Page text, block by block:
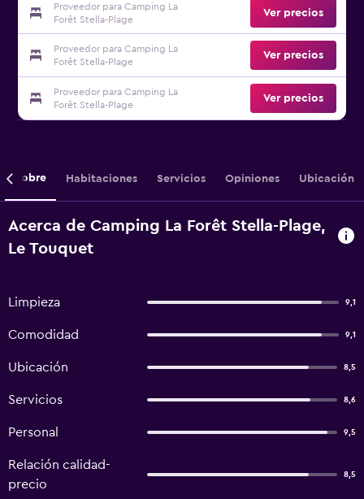
Proveedor para Camping La
Forêt Stella-Plage
Ver precios
Proveedor para Camping La
Forêt Stella-Plage
Ver precios
Proveedor para Camping La
Forêt Stella-Plage
Ver precios
Sobre Habitaciones Servicios Opiniones Ubicación
Acerca de Camping La Forêt Stella-Plage,
Le Touquet
Limpieza 9,1
Comodidad 9,1
Ubicación 8,5
Servicios 8,6
Personal 9,5
Relación calidad-
precio
8,5